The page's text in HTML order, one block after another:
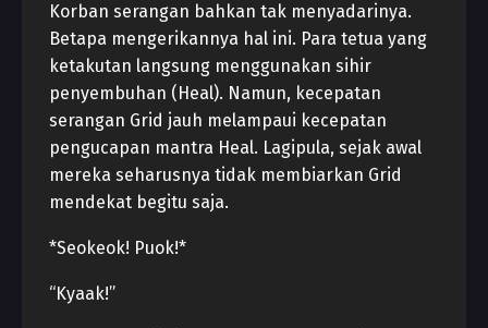
Korban serangan bahkan tak menyadarinya.
Betapa mengerikannya hal ini. Para tetua yang
ketakutan langsung menggunakan sihir
penyembuhan (Heal). Namun, kecepatan
serangan Grid jauh melampaui kecepatan
pengucapan mantra Heal. Lagipula, sejak awal
mereka seharusnya tidak membiarkan Grid
mendekat begitu saja.
*Seokeok! Puok!*
“Kyaak!”